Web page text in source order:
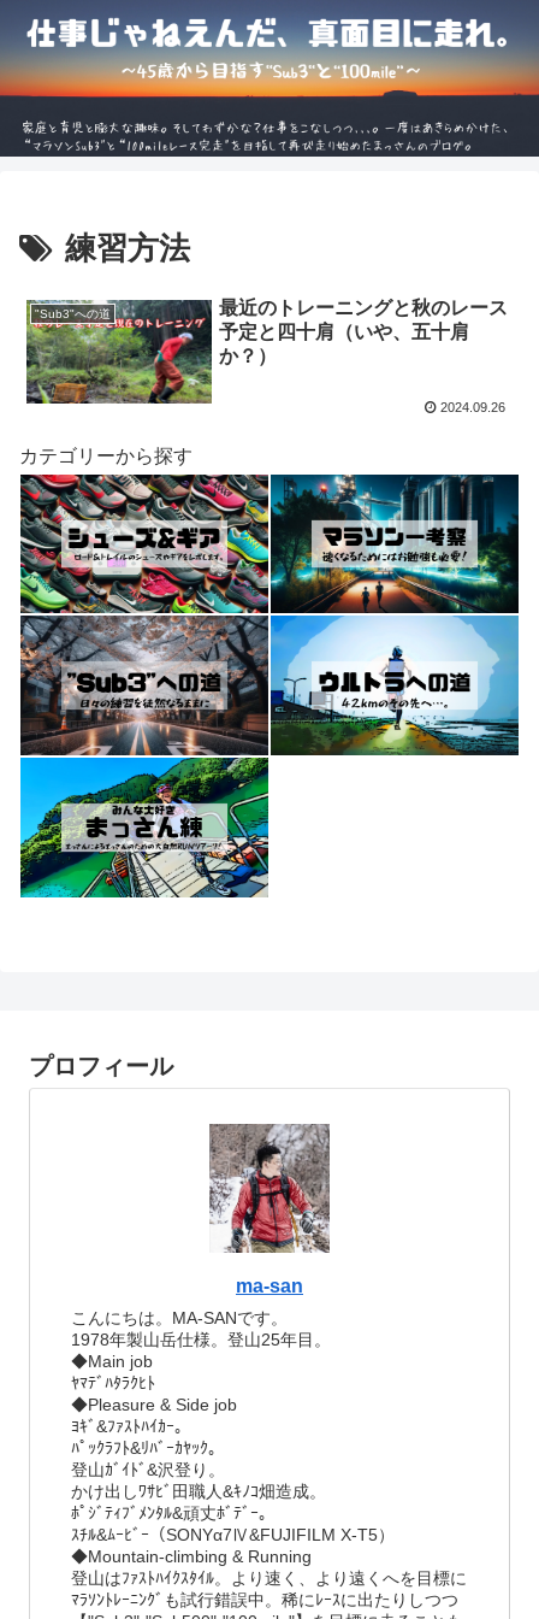
練習方法
"Sub3"への道
最近のトレーニングと秋のレース
予定と四十肩（いや、五十肩
か？）
2024.09.26
カテゴリーから探す
プロフィール
ma-san
こんにちは。MA-SANです。
1978年製山岳仕様。登山25年目。
◆Main job
ﾔﾏﾃﾞﾊﾀﾗｸﾋﾄ
◆Pleasure & Side job
ﾖｷﾞ&ﾌｧｽﾄﾊｲｶｰ。
ﾊﾟｯｸﾗﾌﾄ&ﾘﾊﾞｰｶﾔｯｸ。
登山ｶﾞｲﾄﾞ&沢登り。
かけ出しﾜｻﾋﾞ田職人&ｷﾉｺ畑造成。
ﾎﾟｼﾞﾃｨﾌﾞﾒﾝﾀﾙ&頑丈ﾎﾞﾃﾞｰ。
ｽﾁﾙ&ﾑｰﾋﾞｰ（SONYα7Ⅳ&FUJIFILM X-T5）
◆Mountain-climbing & Running
登山はﾌｧｽﾄﾊｲｸｽﾀｲﾙ。より速く、より遠くへを目標に
ﾏﾗｿﾝﾄﾚｰﾆﾝｸﾞも試行錯誤中。稀にﾚｰｽに出たりしつつ